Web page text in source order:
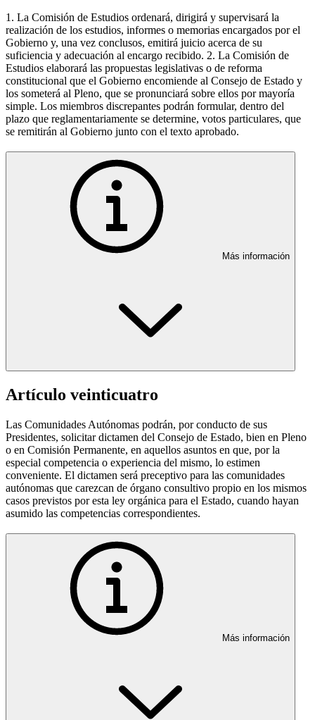
1. La Comisión de Estudios ordenará, dirigirá y supervisará la
realización de los estudios, informes o memorias encargados por el
Gobierno y, una vez conclusos, emitirá juicio acerca de su
suficiencia y adecuación al encargo recibido. 2. La Comisión de
Estudios elaborará las propuestas legislativas o de reforma
constitucional que el Gobierno encomiende al Consejo de Estado y
los someterá al Pleno, que se pronunciará sobre ellos por mayoría
simple. Los miembros discrepantes podrán formular, dentro del
plazo que reglamentariamente se determine, votos particulares, que
se remitirán al Gobierno junto con el texto aprobado.
Más información
Artículo veinticuatro
Las Comunidades Autónomas podrán, por conducto de sus
Presidentes, solicitar dictamen del Consejo de Estado, bien en Pleno
o en Comisión Permanente, en aquellos asuntos en que, por la
especial competencia o experiencia del mismo, lo estimen
conveniente. El dictamen será preceptivo para las comunidades
autónomas que carezcan de órgano consultivo propio en los mismos
casos previstos por esta ley orgánica para el Estado, cuando hayan
asumido las competencias correspondientes.
Más información